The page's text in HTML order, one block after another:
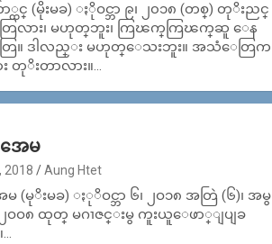
င္ (မိုးမခ) ႏိုဝင္ဘာ ၉၊ ၂၀၁၈ (တစ္​) တုိးညင္
ား၊ မဟုတ္​ဘူး၊ ကြၽက္​ကြၽက္​ဆူ ​ေန
ဒါလည္​း မဟုတ္​​ေသးဘူး။ အသံ​ေတြက
တုိးတာလား။…
ေမ
2018 Aung Htet
(မုိးမခ) ႏုိဝင္ဘာ ၆၊ ၂ဝ၁၈ အတြဲ (၆)၊ အမွ
၊ ၂ဝဝ၈ ထုတ္ မဂၢဇင္းမွ ကူးယူေဖာ္ျပျခ